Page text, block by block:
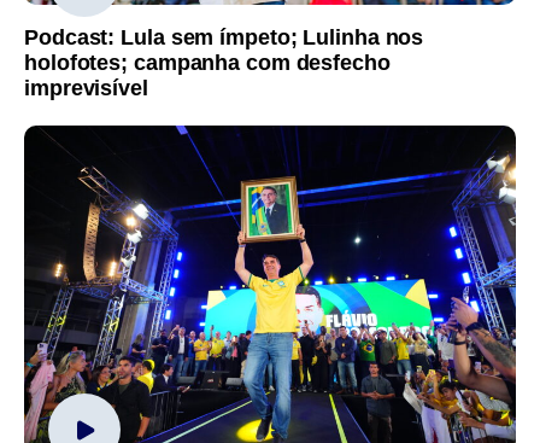
Podcast: Lula sem ímpeto; Lulinha nos
holofotes; campanha com desfecho
imprevisível